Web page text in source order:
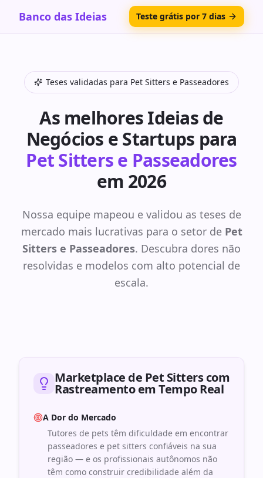
Banco das Ideias Teste grátis por 7 dias
Teses validadas para Pet Sitters e Passeadores
As melhores Ideias de
Negócios e Startups para
Pet Sitters e Passeadores
em 2026
Nossa equipe mapeou e validou as teses de
mercado mais lucrativas para o setor de Pet
Sitters e Passeadores. Descubra dores não
resolvidas e modelos com alto potencial de
escala.
Marketplace de Pet Sitters com
Rastreamento em Tempo Real
A Dor do Mercado
Tutores de pets têm dificuldade em encontrar
passeadores e pet sitters confiáveis na sua
região — e os profissionais autônomos não
têm como construir credibilidade além da